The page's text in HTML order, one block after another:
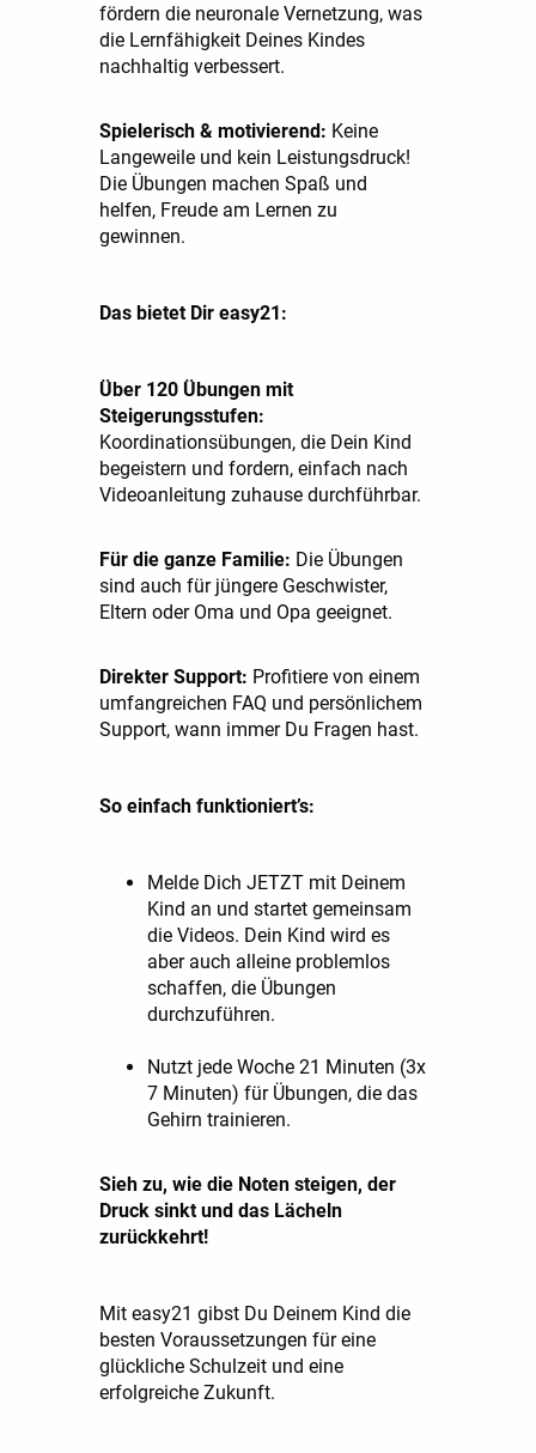
fördern die neuronale Vernetzung, was
die Lernfähigkeit Deines Kindes
nachhaltig verbessert.
Spielerisch & motivierend: Keine
Langeweile und kein Leistungsdruck!
Die Übungen machen Spaß und
helfen, Freude am Lernen zu
gewinnen.
Das bietet Dir easy21:
Über 120 Übungen mit
Steigerungsstufen:
Koordinationsübungen, die Dein Kind
begeistern und fordern, einfach nach
Videoanleitung zuhause durchführbar.
Für die ganze Familie: Die Übungen
sind auch für jüngere Geschwister,
Eltern oder Oma und Opa geeignet.
Direkter Support: Profitiere von einem
umfangreichen FAQ und persönlichem
Support, wann immer Du Fragen hast.
So einfach funktioniert’s:
Melde Dich JETZT mit Deinem
Kind an und startet gemeinsam
die Videos. Dein Kind wird es
aber auch alleine problemlos
schaffen, die Übungen
durchzuführen.
Nutzt jede Woche 21 Minuten (3x
7 Minuten) für Übungen, die das
Gehirn trainieren.
Sieh zu, wie die Noten steigen, der
Druck sinkt und das Lächeln
zurückkehrt!
Mit easy21 gibst Du Deinem Kind die
besten Voraussetzungen für eine
glückliche Schulzeit und eine
erfolgreiche Zukunft.